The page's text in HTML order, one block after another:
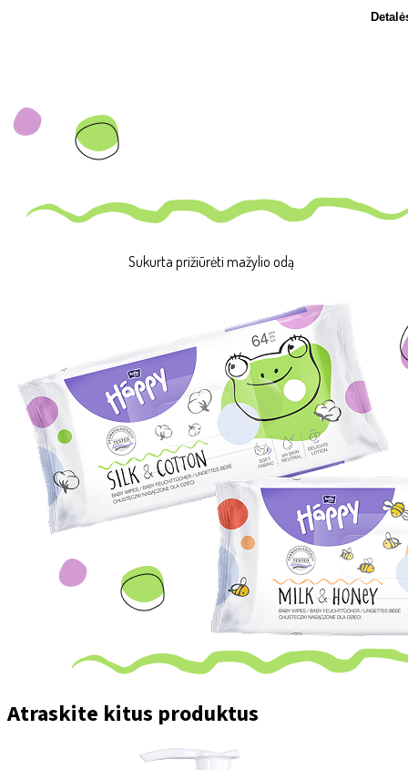
Sukurta prižiūrėti mažylio odą
Atraskite kitus produktus